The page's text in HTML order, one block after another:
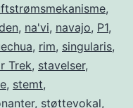
,
, na'vi, navajo, P1,
, rim, singularis,
Trek, stavelser,
, stemt,
, støttevokal,